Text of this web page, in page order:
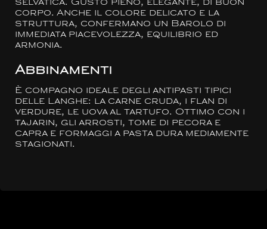
selvatica. Gusto pieno, elegante, di buon
corpo. Anche il colore delicato e la
struttura, confermano un Barolo di
immediata piacevolezza, equilibrio ed
armonia.
Abbinamenti
È compagno ideale degli antipasti tipici
delle Langhe: la carne cruda, i flan di
verdure, le uova al tartufo. Ottimo con i
tajarin, gli arrosti, tome di pecora e
capra e formaggi a pasta dura mediamente
stagionati.